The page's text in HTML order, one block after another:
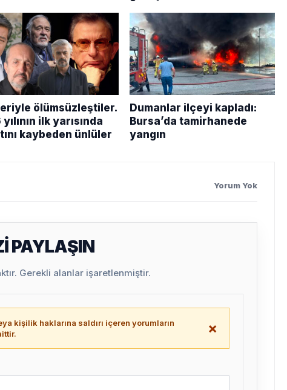
ölümsüzleştiler.
ilk yarısında
kaybeden ünlüler
Dumanlar ilçeyi kapladı:
Bursa’da tamirhanede
yangın
Yorum Yok
PAYLAŞIN
Gerekli alanlar işaretlenmiştir.
kişilik haklarına saldırı içeren yorumların
×